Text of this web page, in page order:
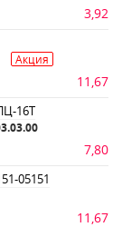
3,92
Акция
11,67
16Т
7,80
05151
11,67